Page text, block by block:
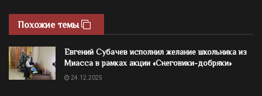
Похожие темы
Евгений Субачев исполнил желание школьника из
Миасса в рамках акции «Снеговики-добряки»
24.12.2025